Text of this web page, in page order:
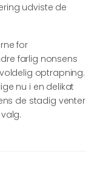
udviste de
for
farlig nonsens
optrapning.
nu i en delikat
de stadig venter